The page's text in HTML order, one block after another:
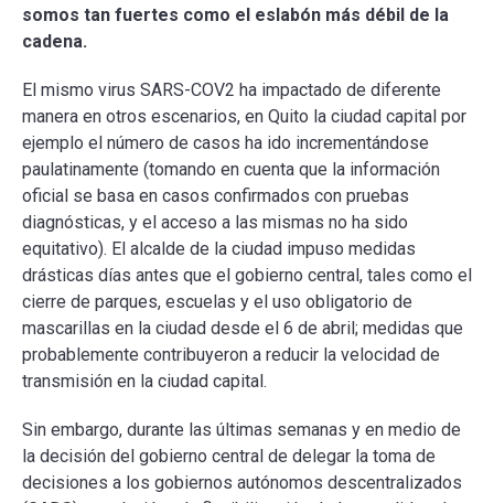
somos tan fuertes como el eslabón más débil de la
cadena.
El mismo virus SARS-COV2 ha impactado de diferente
manera en otros escenarios, en Quito la ciudad capital por
ejemplo el número de casos ha ido incrementándose
paulatinamente (tomando en cuenta que la información
oficial se basa en casos confirmados con pruebas
diagnósticas, y el acceso a las mismas no ha sido
equitativo). El alcalde de la ciudad impuso medidas
drásticas días antes que el gobierno central, tales como el
cierre de parques, escuelas y el uso obligatorio de
mascarillas en la ciudad desde el 6 de abril; medidas que
probablemente contribuyeron a reducir la velocidad de
transmisión en la ciudad capital.
Sin embargo, durante las últimas semanas y en medio de
la decisión del gobierno central de delegar la toma de
decisiones a los gobiernos autónomos descentralizados